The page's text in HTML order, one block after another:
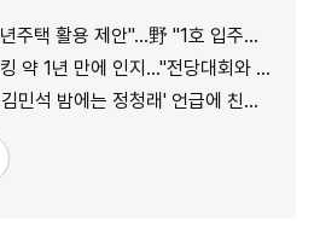
택 활용 제안"…野 "1호 입주하라"
1년 만에 인지…"전당대회와 무관"
는 정청래' 언급에 친명계 반발…"한심한 수준"